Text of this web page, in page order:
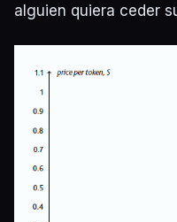
alguien quiera ceder